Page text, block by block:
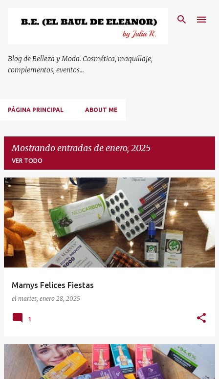
Blog de Belleza y Moda. Cosmética, maquillaje,
complementos, eventos...
PÁGINA PRINCIPAL ABOUT ME
Mostrando entradas de enero, 2025
VER TODO
E
n
t
r
a
Marnys Felices Fiestas
el martes, enero 28, 2025
1